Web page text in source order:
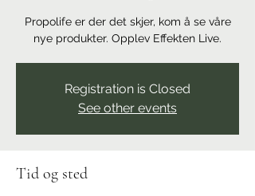
Propolife er der det skjer, kom å se våre
nye produkter. Opplev Effekten Live.
Registration is Closed
See other events
Tid og sted